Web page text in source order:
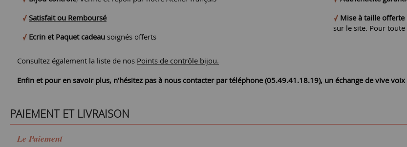
Satisfait ou Remboursé
Mise à taille offerte
sur le site. Pour
Ecrin et Paquet cadeau soignés offerts
Consultez également la liste de nos Points de contrôle bijou.
Enfin et pour en savoir plus, n'hésitez pas à nous contacter par téléphone (05.49.41.18.19), un échange de vive
PAIEMENT ET LIVRAISON
Le Paiement